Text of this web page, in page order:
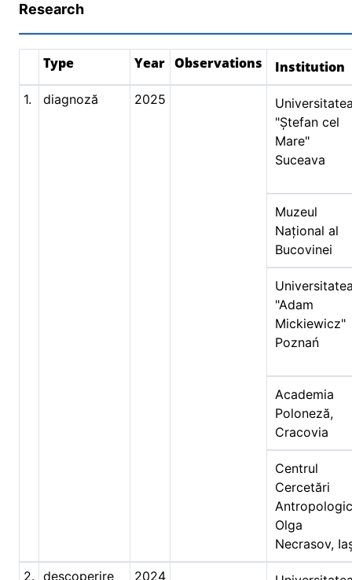
Research
Type Year Observations Institution
1. diagnoză 2025
"Ștefan cel
Mare"
Suceava
Muzeul
Național al
Bucovinei
"Adam
Mickiewicz"
Poznań
Academia
Poloneză,
Cracovia
Centrul
Cercetări
Olga
Necrasov,
2. descoperire 2024